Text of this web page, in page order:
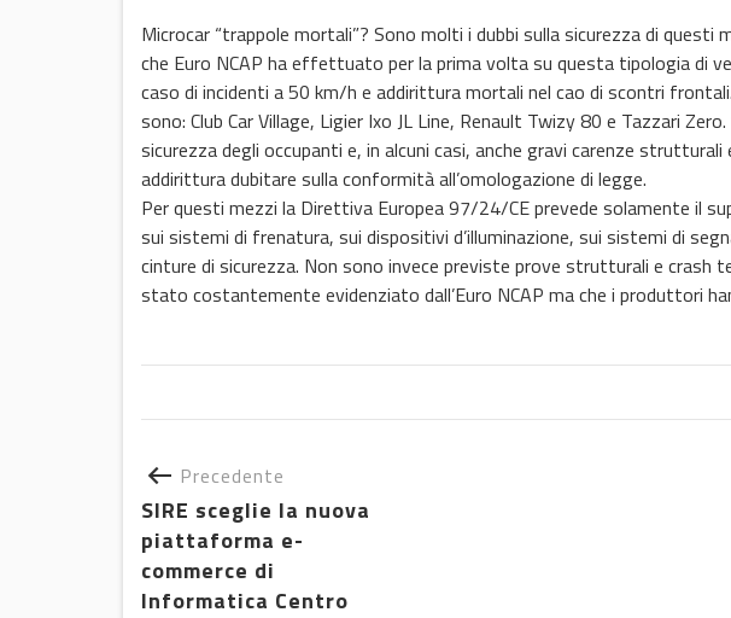
Microcar “trappole mortali”? Sono molti i dubbi sulla sicurezza di
che Euro NCAP ha effettuato per la prima volta su questa tipologia di
caso di incidenti a 50 km/h e addirittura mortali nel cao di scontri
sono: Club Car Village, Ligier Ixo JL Line, Renault Twizy 80 e Tazzari
sicurezza degli occupanti e, in alcuni casi, anche gravi carenze
addirittura dubitare sulla conformità all’omologazione di legge.
Per questi mezzi la Direttiva Europea 97/24/CE prevede solamente il
sui sistemi di frenatura, sui dispositivi d’illuminazione, sui sistemi di
cinture di sicurezza. Non sono invece previste prove strutturali e crash
stato costantemente evidenziato dall’Euro NCAP ma che i produttori
Precedente
SIRE sceglie la nuova
piattaforma e-
commerce di
Informatica Centro